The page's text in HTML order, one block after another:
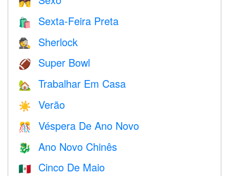
🛍 Sexta-Feira Preta
🕵️ Sherlock
🏈 Super Bowl
🏡 Trabalhar Em Casa
☀️ Verão
🎊 Véspera De Ano Novo
🐉 Ano Novo Chinês
🇲🇽 Cinco De Maio